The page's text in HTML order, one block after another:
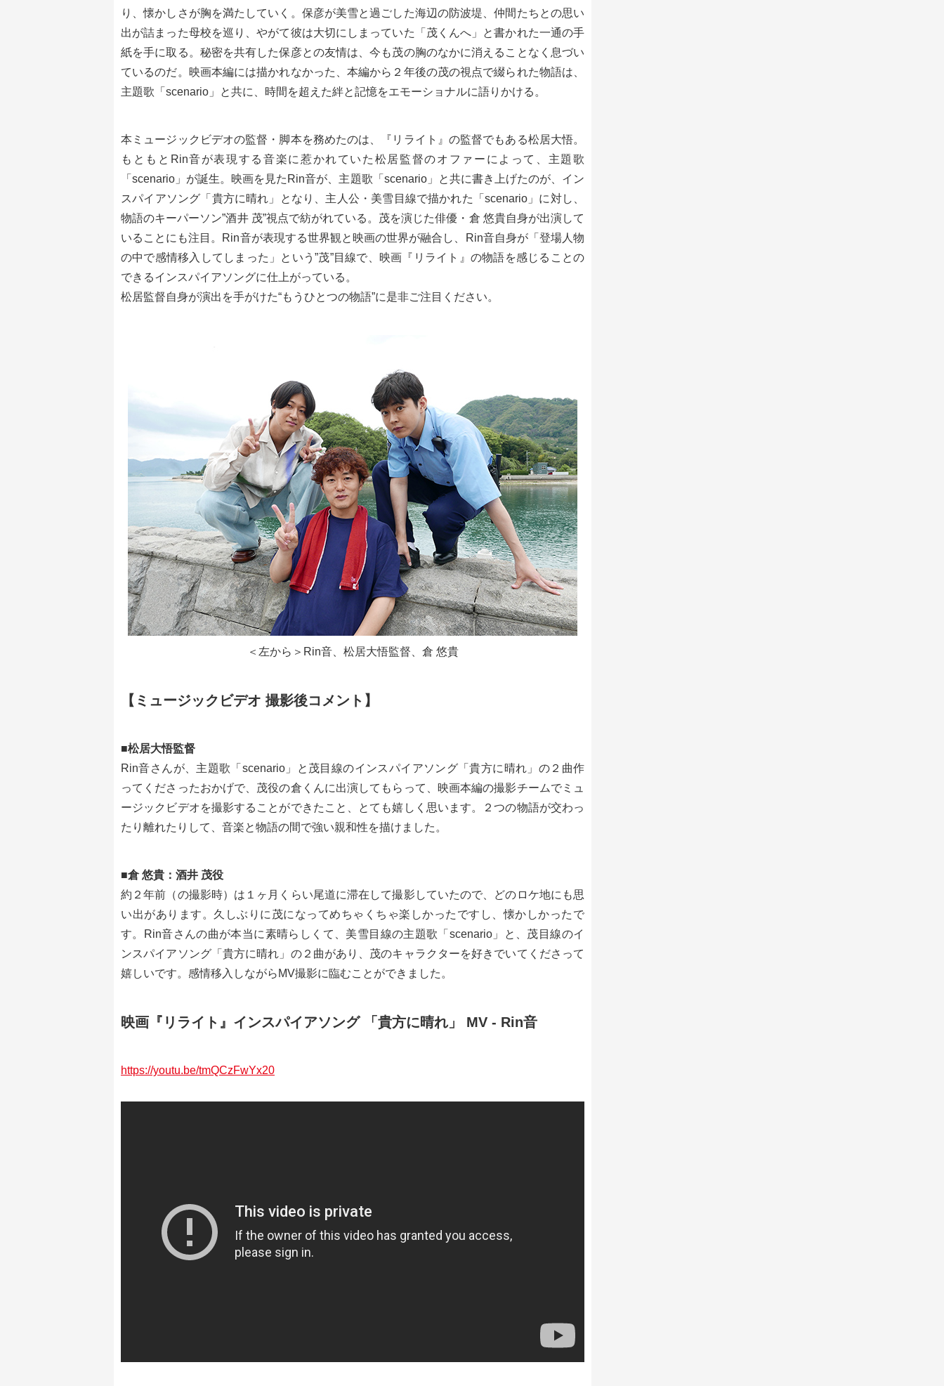
り、懐かしさが胸を満たしていく。保彦が美雪と過ごした海辺の防波堤、仲間たちとの思い
出が詰まった母校を巡り、やがて彼は大切にしまっていた「茂くんへ」と書かれた一通の手
紙を手に取る。秘密を共有した保彦との友情は、今も茂の胸のなかに消えることなく息づい
ているのだ。映画本編には描かれなかった、本編から２年後の茂の視点で綴られた物語は、
主題歌「scenario」と共に、時間を超えた絆と記憶をエモーショナルに語りかける。
本ミュージックビデオの監督・脚本を務めたのは、『リライト』の監督でもある松居大悟。
もともとRin音が表現する音楽に惹かれていた松居監督のオファーによって、主題歌
「scenario」が誕生。映画を見たRin音が、主題歌「scenario」と共に書き上げたのが、イン
スパイアソング「貴方に晴れ」となり、主人公・美雪目線で描かれた「scenario」に対し、
物語のキーパーソン”酒井 茂”視点で紡がれている。茂を演じた俳優・倉 悠貴自身が出演して
いることにも注目。Rin音が表現する世界観と映画の世界が融合し、Rin音自身が「登場人物
の中で感情移入してしまった」という”茂”目線で、映画『リライト』の物語を感じることの
できるインスパイアソングに仕上がっている。
松居監督自身が演出を手がけた“もうひとつの物語”に是非ご注目ください。
＜左から＞Rin音、松居大悟監督、倉 悠貴
【ミュージックビデオ 撮影後コメント】
■松居大悟監督
Rin音さんが、主題歌「scenario」と茂目線のインスパイアソング「貴方に晴れ」の２曲作
ってくださったおかげで、茂役の倉くんに出演してもらって、映画本編の撮影チームでミュ
ージックビデオを撮影することができたこと、とても嬉しく思います。２つの物語が交わっ
たり離れたりして、音楽と物語の間で強い親和性を描けました。
■倉 悠貴：酒井 茂役
約２年前（の撮影時）は１ヶ月くらい尾道に滞在して撮影していたので、どのロケ地にも思
い出があります。久しぶりに茂になってめちゃくちゃ楽しかったですし、懐かしかったで
す。Rin音さんの曲が本当に素晴らしくて、美雪目線の主題歌「scenario」と、茂目線のイ
ンスパイアソング「貴方に晴れ」の２曲があり、茂のキャラクターを好きでいてくださって
嬉しいです。感情移入しながらMV撮影に臨むことができました。
映画『リライト』インスパイアソング 「貴方に晴れ」 MV - Rin音
https://youtu.be/tmQCzFwYx20